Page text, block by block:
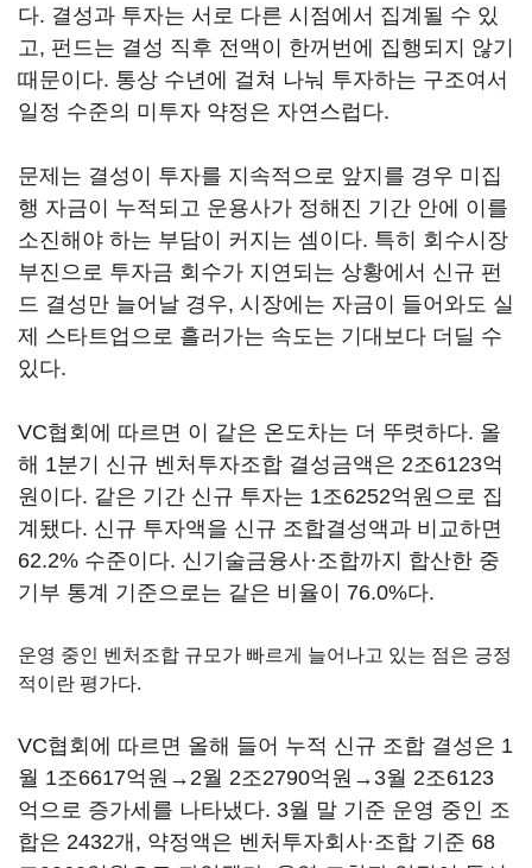
다. 결성과 투자는 서로 다른 시점에서 집계될 수 있
고, 펀드는 결성 직후 전액이 한꺼번에 집행되지 않기
때문이다. 통상 수년에 걸쳐 나눠 투자하는 구조여서
일정 수준의 미투자 약정은 자연스럽다.
문제는 결성이 투자를 지속적으로 앞지를 경우 미집
행 자금이 누적되고 운용사가 정해진 기간 안에 이를
소진해야 하는 부담이 커지는 셈이다. 특히 회수시장
부진으로 투자금 회수가 지연되는 상황에서 신규 펀
드 결성만 늘어날 경우, 시장에는 자금이 들어와도 실
제 스타트업으로 흘러가는 속도는 기대보다 더딜 수
있다.
VC협회에 따르면 이 같은 온도차는 더 뚜렷하다. 올
해 1분기 신규 벤처투자조합 결성금액은 2조6123억
원이다. 같은 기간 신규 투자는 1조6252억원으로 집
계됐다. 신규 투자액을 신규 조합결성액과 비교하면
62.2% 수준이다. 신기술금융사·조합까지 합산한 중
기부 통계 기준으로는 같은 비율이 76.0%다.
운영 중인 벤처조합 규모가 빠르게 늘어나고 있는 점은 긍정
적이란 평가다.
VC협회에 따르면 올해 들어 누적 신규 조합 결성은 1
월 1조6617억원→2월 2조2790억원→3월 2조6123
억으로 증가세를 나타냈다. 3월 말 기준 운영 중인 조
합은 2432개, 약정액은 벤처투자회사·조합 기준 68